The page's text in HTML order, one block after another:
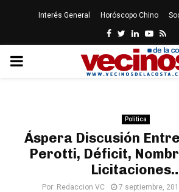
Interés General Horóscopo Chino
Facebook
Twitter
LinkedinRss
PRIMARY
Politica
Áspera Discusión
Perotti, Déficit,
Por: Redaccion VC 7 septiembre,